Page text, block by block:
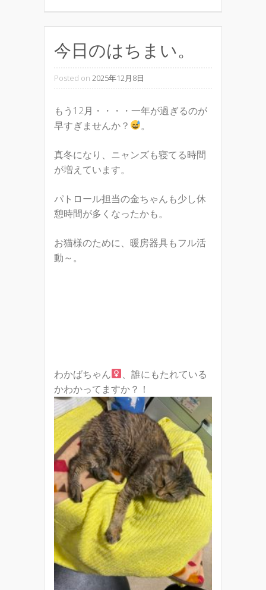
今日のはちまい。
Posted on 2025年12月8日
もう12月・・・・一年が過ぎるのが
早すぎませんか？
。
真冬になり、ニャンズも寝てる時間
が増えています。
パトロール担当の金ちゃんも少し休
憩時間が多くなったかも。
お猫様のために、暖房器具もフル活
動～。
わかばちゃん
、誰にもたれている
かわかってますか？！